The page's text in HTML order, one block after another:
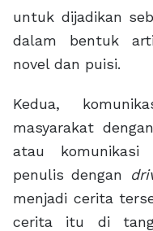
untuk dijadikan
dalam bentuk
novel dan puisi.
Kedua,
masyarakat
atau komunikasi
penulis dengan
menjadi cerita
cerita itu di